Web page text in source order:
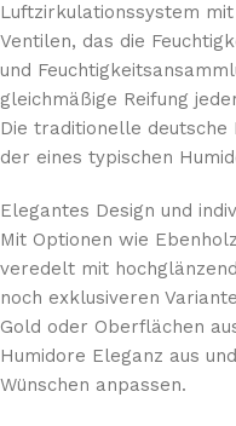
Luftzirkulationssystem
Ventilen, das die
und
gleichmäßige Reifung
Die traditionelle deutsche
der eines typischen
Elegantes Design und
Mit Optionen wie
veredelt mit
noch exklusiveren
Gold oder Oberflächen
Humidore Eleganz aus
Wünschen anpassen.